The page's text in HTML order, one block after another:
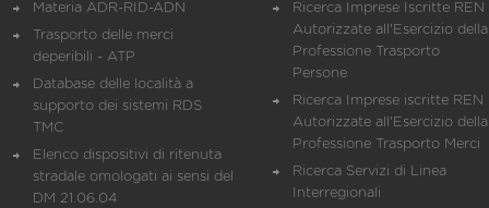
Materia ADR-RID-ADN
Trasporto delle merci
deperibili - ATP
Database delle località a
supporto dei sistemi RDS
TMC
Elenco dispositivi di ritenuta
stradale omologati ai sensi del
DM 21.06.04
Ricerca Imprese Iscritte REN
Autorizzate all'Esercizio della
Professione Trasporto
Persone
Ricerca Imprese iscritte REN
Autorizzate all'Esercizio della
Professione Trasporto Merci
Ricerca Servizi di Linea
Interregionali